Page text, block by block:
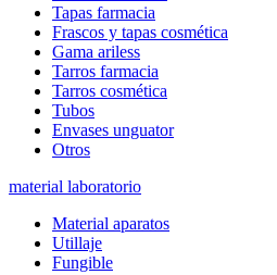
Tapas farmacia
Frascos y tapas cosmética
Gama ariless
Tarros farmacia
Tarros cosmética
Tubos
Envases unguator
Otros
material laboratorio
Material aparatos
Utillaje
Fungible